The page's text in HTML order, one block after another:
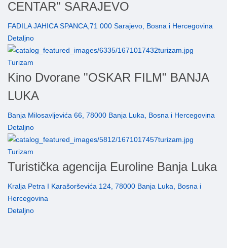
CENTAR" SARAJEVO
FADILA JAHICA SPANCA,71 000 Sarajevo, Bosna i Hercegovina
Detaljno
Turizam
Kino Dvorane "OSKAR FILM" BANJA
LUKA
Banja Milosavljevića 66, 78000 Banja Luka, Bosna i Hercegovina
Detaljno
Turizam
Turistička agencija Euroline Banja Luka
Kralja Petra I Karašorševića 124, 78000 Banja Luka, Bosna i
Hercegovina
Detaljno